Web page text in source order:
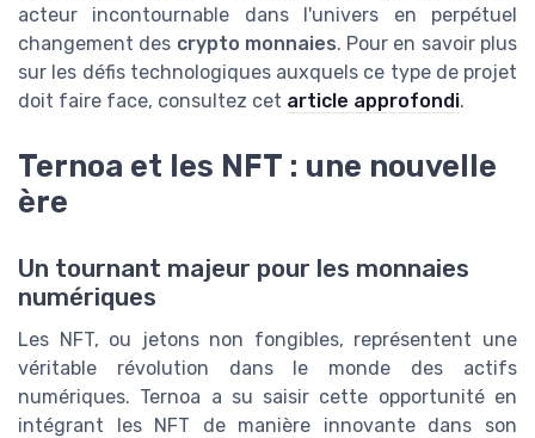
acteur incontournable dans l'univers en perpétuel
changement des crypto monnaies. Pour en savoir plus
sur les défis technologiques auxquels ce type de projet
doit faire face, consultez cet article approfondi.
Ternoa et les NFT : une nouvelle
ère
Un tournant majeur pour les monnaies
numériques
Les NFT, ou jetons non fongibles, représentent une
véritable révolution dans le monde des actifs
numériques. Ternoa a su saisir cette opportunité en
intégrant les NFT de manière innovante dans son